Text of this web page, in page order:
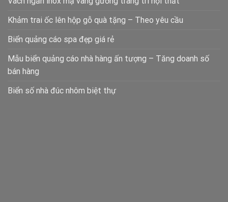
Khảm trai ốc lên hộp gỗ quà tặng – Theo yêu cầu
Biển quảng cáo spa đẹp giá rẻ
Mẫu biển quảng cáo nhà hàng ấn tượng – Tăng doanh số
bán hàng
Biển số nhà đúc nhôm biệt thự